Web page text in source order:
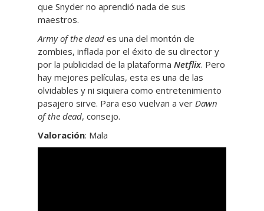
que Snyder no aprendió nada de sus
maestros.
Army of the dead es una del montón de
zombies, inflada por el éxito de su director y
por la publicidad de la plataforma Netflix. Pero
hay mejores películas, esta es una de las
olvidables y ni siquiera como entretenimiento
pasajero sirve. Para eso vuelvan a ver Dawn
of the dead, consejo.
Valoración: Mala